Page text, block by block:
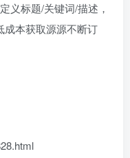
义标题/关键词/描述，
成本获取源源不断订